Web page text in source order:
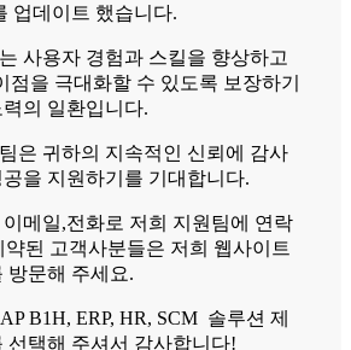
업데이트 했습니다.
사용자 경험과 스킬을 향상하고
점을 극대화할 수 있도록 보장하기
의 일환입니다.
은 귀하의 지속적인 신뢰에 감사
을 지원하기를 기대합니다.
메일,전화로 저희 지원팀에 연락
된 고객사분들은 저희 웹사이트
방문해 주세요.
B1H, ERP, HR, SCM 솔루션 제
선택해 주셔서 감사합니다!